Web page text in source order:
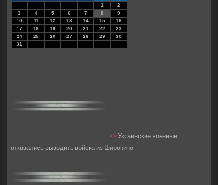
1
2
3
4 5 6 7 8
9
10
11 12 13 14 15
16
17
18 19 20 21 22
23
24
25 26 27 28 29
30
31
>>Украинские военные
отказались выводить войска из Широкино